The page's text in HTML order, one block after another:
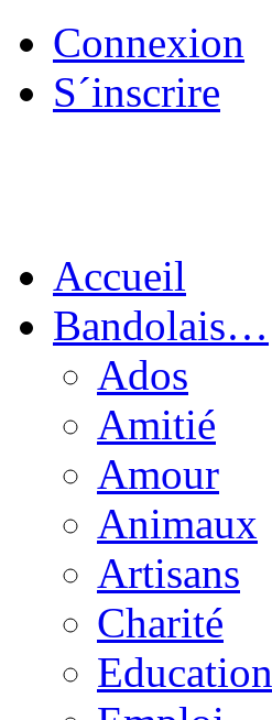
Connexion
S´inscrire
Accueil
Bandolais…
Ados
Amitié
Amour
Animaux
Artisans
Charité
Education